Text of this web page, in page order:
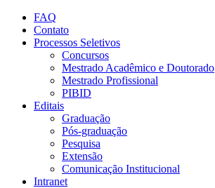
Conteúdo principal
FAQ
Contato
Processos Seletivos
Concursos
Mestrado Acadêmico e Doutorado
Mestrado Profissional
PIBID
Editais
Graduação
Pós-graduação
Pesquisa
Extensão
Comunicação Institucional
Intranet